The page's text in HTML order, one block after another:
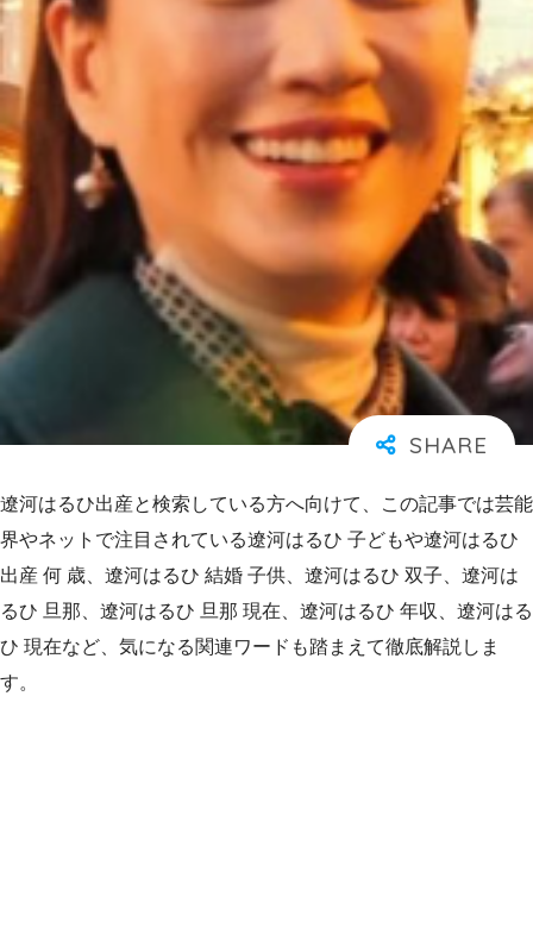
遼河はるひ出産と検索している方へ向けて、この記事では芸能
界やネットで注目されている遼河はるひ 子どもや遼河はるひ
出産 何 歳、遼河はるひ 結婚 子供、遼河はるひ 双子、遼河は
るひ 旦那、遼河はるひ 旦那 現在、遼河はるひ 年収、遼河はる
ひ 現在など、気になる関連ワードも踏まえて徹底解説しま
す。